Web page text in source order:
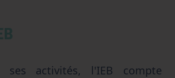
ses activités, l'IEB compte